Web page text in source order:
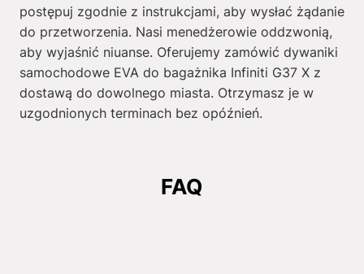
postępuj zgodnie z instrukcjami, aby wysłać żądanie
do przetworzenia. Nasi menedżerowie oddzwonią,
aby wyjaśnić niuanse. Oferujemy zamówić dywaniki
samochodowe EVA do bagażnika Infiniti G37 X z
dostawą do dowolnego miasta. Otrzymasz je w
uzgodnionych terminach bez opóźnień.
FAQ